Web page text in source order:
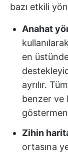
bazı etkili
Anahat
en
ayrılır.
benzer ve
Zihin
ortasına